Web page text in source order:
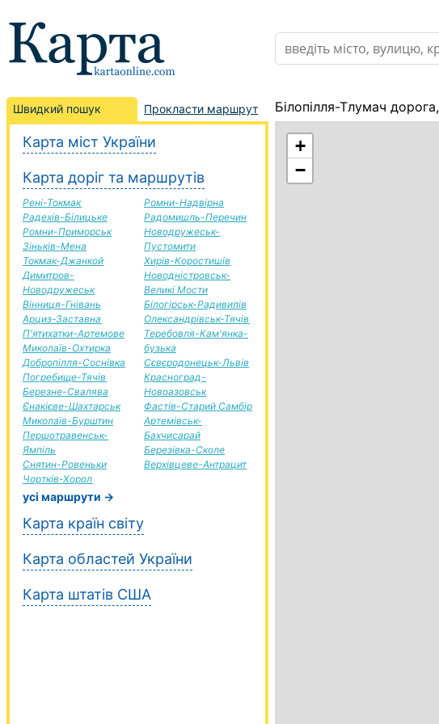
Швидкий пошук Прокласти маршрут
Карта міст України
Карта доріг та маршрутів
Рені-Токмак
Радехів-Білицьке
Ромни-Приморськ
Зіньків-Мена
Токмак-Джанкой
Димитров-
Новодружеськ
Вінниця-Гнівань
Арциз-Заставна
П'ятихатки-Артемове
Миколаїв-Охтирка
Добропілля-Соснівка
Погребище-Тячів
Березне-Свалява
Єнакієве-Шахтарськ
Миколаїв-Бурштин
Першотравенськ-
Ямпіль
Снятин-Ровеньки
Чортків-Хорол
Ромни-Надвірна
Радомишль-Перечин
Новодружеськ-
Пустомити
Хирів-Коростишів
Новодністровськ-
Великі Мости
Білогірськ-Радивилів
Олександрівськ-Тячів
Теребовля-Кам'янка-
бузька
Сєвєродонецьк-Львів
Красноград-
Новоазовськ
Фастів-Старий Самбір
Артемівськ-
Бахчисарай
Березівка-Сколе
Верхівцеве-Антрацит
усі маршрути →
Карта країн світу
Карта областей України
Карта штатів США
Білопілля-Тлумач
+
−